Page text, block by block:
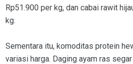
Rp51.900 per kg, dan cabai rawit
kg.
Sementara itu, komoditas protein
variasi harga. Daging ayam ras